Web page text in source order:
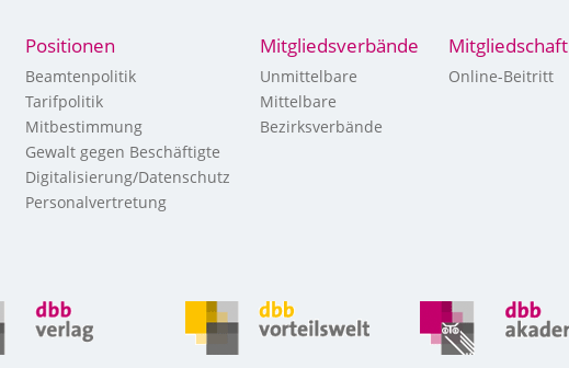
Positionen
Beamtenpolitik
Tarifpolitik
Mitbestimmung
Gewalt gegen Beschäftigte
Digitalisierung/Datenschutz
Personalvertretung
Mitgliedsverbände
Unmittelbare
Mittelbare
Bezirksverbände
Mitgliedschaft
Online-Beitritt